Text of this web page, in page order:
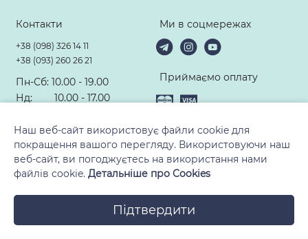
Контакти
+38 (098) 326 14 11
+38 (093) 260 26 21
Пн-Сб: 10.00 - 19.00
Нд: 10.00 - 17.00
Ми в соцмережах
Приймаємо оплату
Наш веб-сайт використовує файли cookie для
покращення вашого перегляду. Використовуючи наш
веб-сайт, ви погоджуєтесь на використання нами
файлів cookie. Детальніше про Cookies
Підтвердити